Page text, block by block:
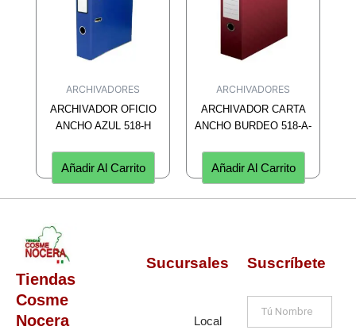
ARCHIVADORES
ARCHIVADOR OFICIO
ANCHO AZUL 518-H
Añadir Al Carrito
ARCHIVADORES
ARCHIVADOR CARTA
ANCHO BURDEO 518-A-
Añadir Al Carrito
Tiendas
Cosme
Nocera
Sucursales
Local
Suscríbete